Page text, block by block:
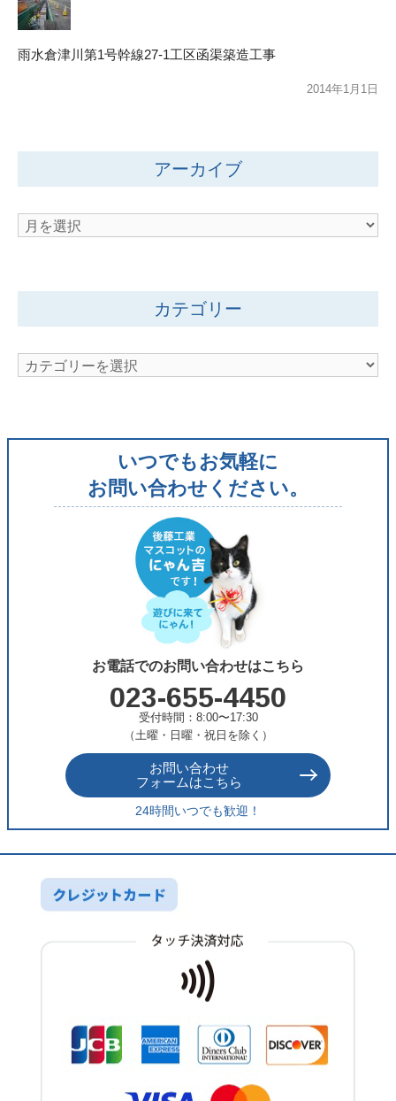
雨水倉津川第1号幹線27-1工区函渠築造工事
2014年1月1日
アーカイブ
ア
イ
カテゴリー
カ
リ
いつでもお気軽に
お問い合わせください。
お電話でのお問い合わせはこちら
023-655-4450
受付時間：8:00〜17:30
（土曜・日曜・祝日を除く）
お問い合わせ
フォームはこちら
24時間いつでも歓迎！